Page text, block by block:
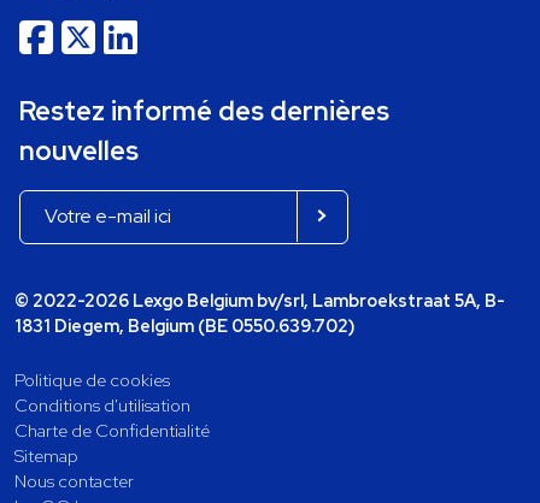
Restez informé des dernières
nouvelles
© 2022-2026 Lexgo Belgium bv/srl, Lambroekstraat 5A, B-
1831 Diegem, Belgium (BE 0550.639.702)
Politique de cookies
Conditions d'utilisation
Charte de Confidentialité
Sitemap
Nous contacter